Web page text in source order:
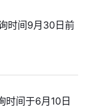
时间9月30日前
时间于6月10日